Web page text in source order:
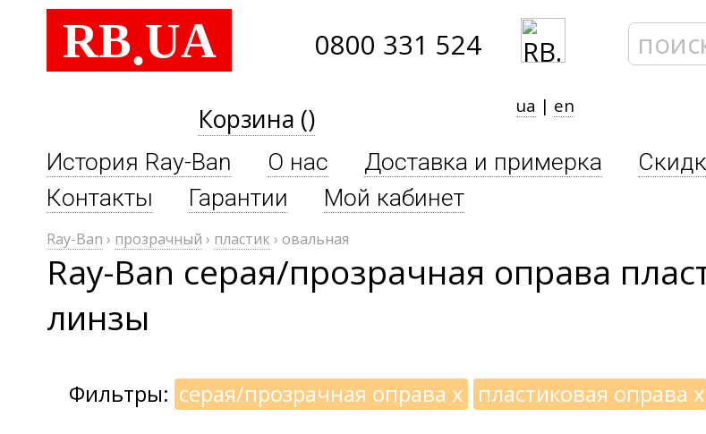
RB.UA 0800 331 524
Корзина () ua | en
История Ray-Ban О нас Доставка и примерка
Контакты
Гарантии Мой кабинет
Ray-Ban › прозрачный › пластик › овальная
Ray-Ban серая/прозрачная оправа
линзы
Фильтры: серая/прозрачная оправа x пластиковая оправа x